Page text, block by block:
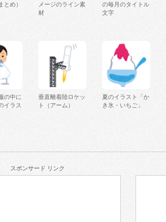
とめ）
メージのライン素
材
の毎月のタイトル
文字
の中に
イラス
垂直離着陸ロケッ
ト（アーム）
夏のイラスト「か
き氷・いちご」
スポンサード リンク